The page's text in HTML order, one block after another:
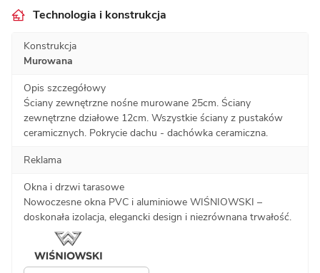
Technologia i konstrukcja
Konstrukcja
Murowana
Opis szczegółowy
Ściany zewnętrzne nośne murowane 25cm. Ściany
zewnętrzne działowe 12cm. Wszystkie ściany z pustaków
ceramicznych. Pokrycie dachu - dachówka ceramiczna.
Reklama
Okna i drzwi tarasowe
Nowoczesne okna PVC i aluminiowe WIŚNIOWSKI –
doskonała izolacja, elegancki design i niezrównana trwałość.